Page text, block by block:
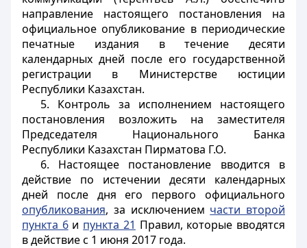
направление настоящего постановления на
официальное опубликование в периодические
печатные издания в течение десяти
календарных дней после его государственной
регистрации в Министерстве юстиции
Республики Казахстан.
5. Контроль за исполнением настоящего
постановления возложить на заместителя
Председателя Национального Банка
Республики Казахстан Пирматова Г.О.
6. Настоящее постановление вводится в
действие по истечении десяти календарных
дней после дня его первого официального
опубликования, за исключением части второй
пункта 6и пункта 21 Правил, которые вводятся
в действие с 1 июня 2017 года.